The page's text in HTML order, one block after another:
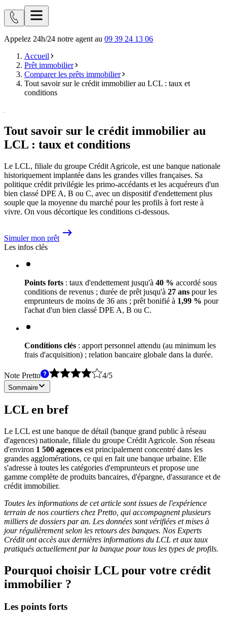
Appelez 24h/24 notre agent au 09 39 24 13 06
Accueil
Prêt immobilier
Comparer les prêts immobilier
Tout savoir sur le crédit immobilier au LCL : taux et
conditions
Tout savoir sur le crédit immobilier au
LCL : taux et conditions
Le LCL, filiale du groupe Crédit Agricole, est une banque nationale
historiquement implantée dans les grandes villes françaises. Sa
politique crédit privilégie les primo-accédants et les acquéreurs d'un
bien classé DPE A, B ou C, avec un dispositif d'endettement plus
souple que la moyenne du marché pour les profils à fort reste à
vivre. On vous décortique les conditions ci-dessous.
Simuler mon prêt
Les infos clés
Points forts : taux d'endettement jusqu'à 40 % accordé sous
conditions de revenus ; durée de prêt jusqu'à 27 ans pour les
emprunteurs de moins de 36 ans ; prêt bonifié à 1,99 % pour
l'achat d'un bien classé DPE A, B ou C.
Conditions clés : apport personnel attendu (au minimum les
frais d'acquisition) ; relation bancaire globale dans la durée.
Note Pretto 4/5
Sommaire
LCL en bref
Le LCL est une banque de détail (banque grand public à réseau
d'agences) nationale, filiale du groupe Crédit Agricole. Son réseau
d'environ 1 500 agences est principalement concentré dans les
grandes agglomérations, ce qui en fait une banque urbaine. Elle
s'adresse à toutes les catégories d'emprunteurs et propose une
gamme complète de produits bancaires, d'épargne, d'assurance et de
crédit immobilier.
Toutes les informations de cet article sont issues de l'expérience
terrain de nos courtiers chez Pretto, qui accompagnent plusieurs
milliers de dossiers par an. Les données sont vérifiées et mises à
jour régulièrement selon les retours des banques. Nos Experts
Crédit ont accès aux dernières informations du LCL et aux taux
pratiqués actuellement par la banque pour tous les types de profils.
Pourquoi choisir LCL pour votre crédit
immobilier ?
Les points forts